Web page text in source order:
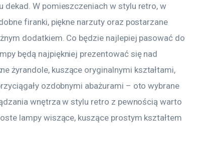
dekad. W pomieszczeniach w stylu retro, w
firanki, piękne narzuty oraz postarzane
dodatkiem. Co będzie najlepiej pasować do
będą najpiękniej prezentować się nad
żyrandole, kuszące oryginalnymi kształtami,
ozdobnymi abażurami – oto wybrane
wnętrza w stylu retro z pewnością warto
lampy wiszące, kuszące prostym kształtem